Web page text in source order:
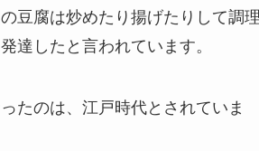
豆腐は炒めたり揚げたりして調
達したと言われています。
たのは、江戸時代とされていま